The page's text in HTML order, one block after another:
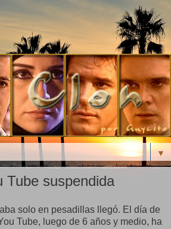
▼
Tube suspendida
solo en pesadillas llegó. El día de
Tube, luego de 6 años y medio, ha